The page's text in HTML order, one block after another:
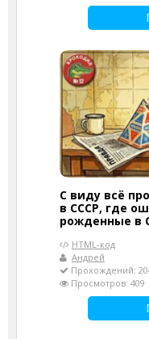
С виду всё
в СССР, где
рожденные в
HTML-код
Андрей
Прохождений:
Просмотров: 409